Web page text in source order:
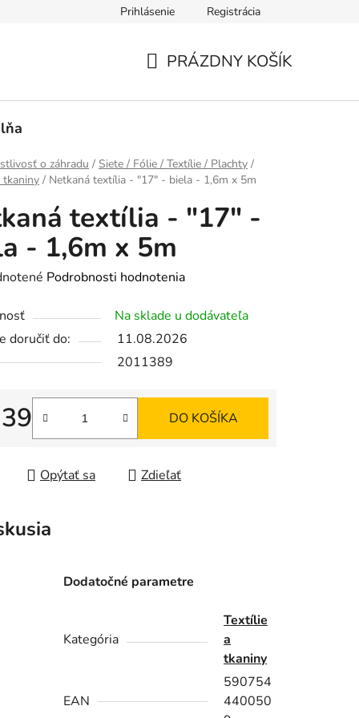
Prihlásenie Registrácia
PRÁZDNY KOŠÍK
o záhradu / Siete / Fólie / Textílie / Plachty /
tkaniny / Netkaná textília - "17" - biela - 1,6m x 5m
textília - "17" -
- 1,6m x 5m
Podrobnosti hodnotenia
Na sklade u dodávateľa
doručiť do:
11.08.2026
2011389
cena:
DO KOŠÍKA
Opýtať sa Zdieľať
Dodatočné parametre
Kategória
Textílie
a
tkaniny
EAN
590754
440050